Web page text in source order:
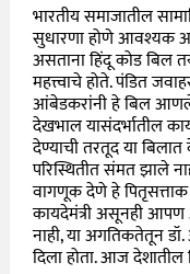
भारतीय समाजातील
सुधारणा होणे आवश्यक
असताना हिंदू कोड बिल
महत्त्वाचे होते. पंडित
आंबेडकरांनी हे बिल आणले.
देखभाल यासंदर्भातील
देण्याची तरतूद या
परिस्थितीत संमत झाले
वागणूक देणे हे पितृसत्ताक
कायदेमंत्री असूनही आपण
नाही, या अगतिकतेतून
दिला होता. आज देशातील